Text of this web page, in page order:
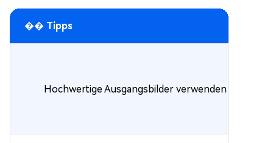
�� Tipps
Hochwertige Ausgangsbilder verwenden